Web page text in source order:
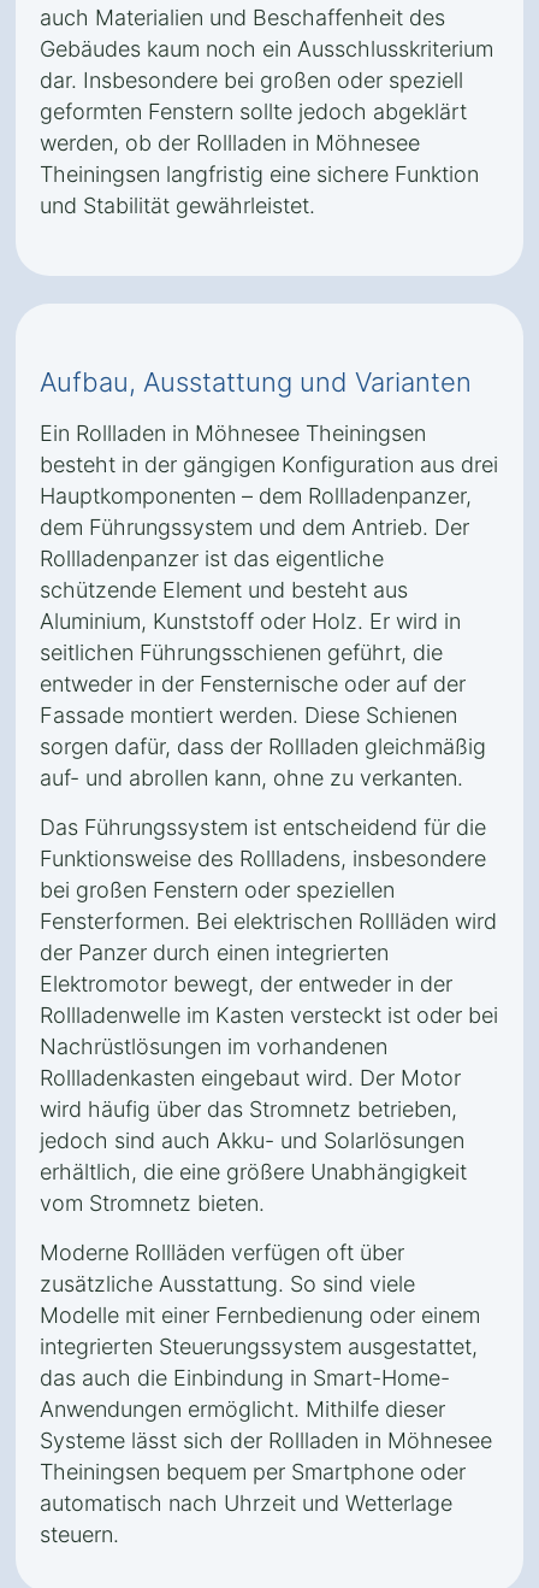
auch Materialien und Beschaffenheit des
Gebäudes kaum noch ein Ausschlusskriterium
dar. Insbesondere bei großen oder speziell
geformten Fenstern sollte jedoch abgeklärt
werden, ob der Rollladen in Möhnesee
Theiningsen langfristig eine sichere Funktion
und Stabilität gewährleistet.
Aufbau, Ausstattung und Varianten
Ein Rollladen in Möhnesee Theiningsen
besteht in der gängigen Konfiguration aus drei
Hauptkomponenten – dem Rollladenpanzer,
dem Führungssystem und dem Antrieb. Der
Rollladenpanzer ist das eigentliche
schützende Element und besteht aus
Aluminium, Kunststoff oder Holz. Er wird in
seitlichen Führungsschienen geführt, die
entweder in der Fensternische oder auf der
Fassade montiert werden. Diese Schienen
sorgen dafür, dass der Rollladen gleichmäßig
auf- und abrollen kann, ohne zu verkanten.
Das Führungssystem ist entscheidend für die
Funktionsweise des Rollladens, insbesondere
bei großen Fenstern oder speziellen
Fensterformen. Bei elektrischen Rollläden wird
der Panzer durch einen integrierten
Elektromotor bewegt, der entweder in der
Rollladenwelle im Kasten versteckt ist oder bei
Nachrüstlösungen im vorhandenen
Rollladenkasten eingebaut wird. Der Motor
wird häufig über das Stromnetz betrieben,
jedoch sind auch Akku- und Solarlösungen
erhältlich, die eine größere Unabhängigkeit
vom Stromnetz bieten.
Moderne Rollläden verfügen oft über
zusätzliche Ausstattung. So sind viele
Modelle mit einer Fernbedienung oder einem
integrierten Steuerungssystem ausgestattet,
das auch die Einbindung in Smart-Home-
Anwendungen ermöglicht. Mithilfe dieser
Systeme lässt sich der Rollladen in Möhnesee
Theiningsen bequem per Smartphone oder
automatisch nach Uhrzeit und Wetterlage
steuern.